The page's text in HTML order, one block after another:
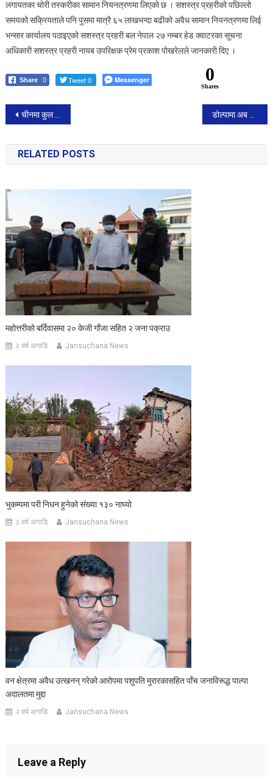
लगायतका चोरी तस्करीका सामान नियनत्रणमा लिएको छ । सशस्त्र प्रहरीको पछिल्लो
समयको सक्रियताले पनि पुसमा मात्रै ६५ लाखभन्दा बढीको अवैध सामान नियनत्रणमा लिई
भन्सार कार्यालय पठाइएको सशस्त्र प्रहरी बल नेपाल २७ नम्बर हेड क्वाटरका सूचना
अधिकारी सशस्त्र प्रहरी नायब उपरिक्षक प्रेम प्रकाश पोखरेलले जानकारी दिए ।
Share 0 Tweet 0 Messenger 0
Shares
Post
navigation
चीनमा कुल जनसंख्याको ४० प्रतिशत कोभिड संक्रमित
RELATED POSTS
महोत्तरीको बर्दिवासमा २० केजी गाँजा सहित २ जना पक्राउ
२ वर्ष अगाडि Jansuchana News
भुकम्पमा परी निधन हुनेको संख्या १३० नाघ्यो
३ वर्ष अगाडि Jansuchana News
वन क्षेत्रमा अवैध उत्खनन् गरेको आरोपमा पशुपति मुरारकासहित पाँच जनाविरूद्ध पाल्पा
अदालतमा मुद्दा
२ वर्ष अगाडि Jansuchana News
Leave a Reply